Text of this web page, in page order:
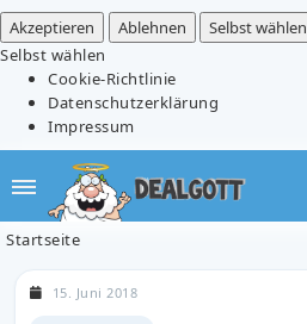
Akzeptieren
Ablehnen Selbst wählen
Selbst wählen
Cookie-Richtlinie
Datenschutzerklärung
Impressum
Startseite
15. Juni 2018